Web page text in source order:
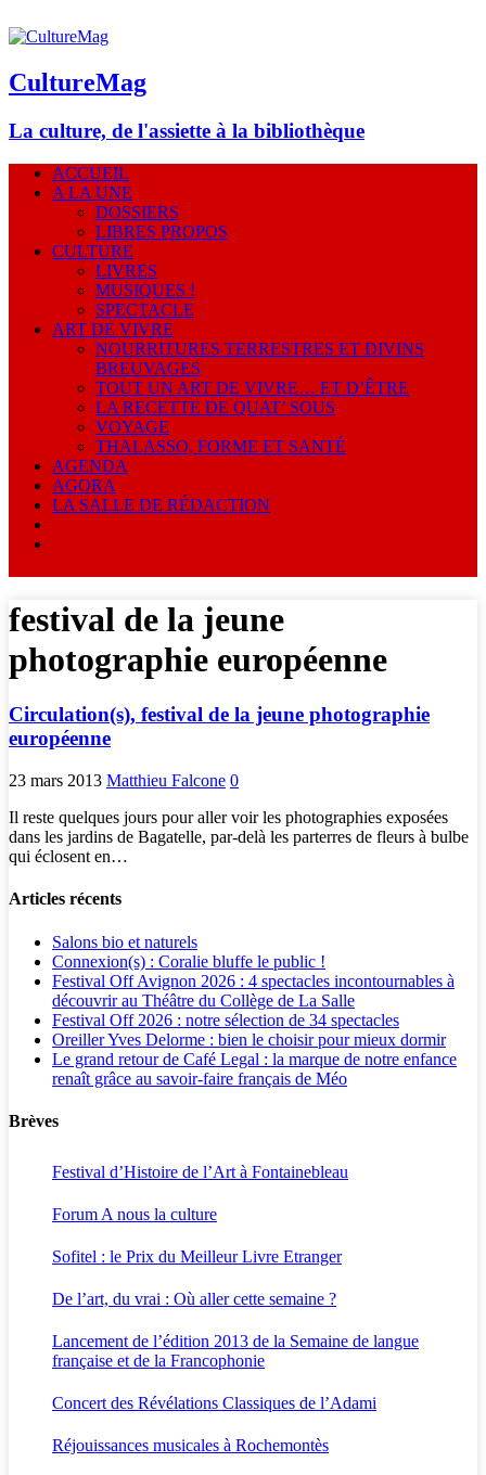
CultureMag
La culture, de l'assiette à la bibliothèque
ACCUEIL
A LA UNE
DOSSIERS
LIBRES PROPOS
CULTURE
LIVRES
MUSIQUES !
SPECTACLE
ART DE VIVRE
NOURRITURES TERRESTRES ET DIVINS
BREUVAGES
TOUT UN ART DE VIVRE… ET D’ÊTRE
LA RECETTE DE QUAT’ SOUS
VOYAGE
THALASSO, FORME ET SANTÉ
AGENDA
AGORA
LA SALLE DE RÉDACTION
festival de la jeune
photographie européenne
Circulation(s), festival de la jeune photographie
européenne
23 mars 2013 Matthieu Falcone 0
Il reste quelques jours pour aller voir les photographies exposées
dans les jardins de Bagatelle, par-delà les parterres de fleurs à bulbe
qui éclosent en…
Articles récents
Salons bio et naturels
Connexion(s) : Coralie bluffe le public !
Festival Off Avignon 2026 : 4 spectacles incontournables à
découvrir au Théâtre du Collège de La Salle
Festival Off 2026 : notre sélection de 34 spectacles
Oreiller Yves Delorme : bien le choisir pour mieux dormir
Le grand retour de Café Legal : la marque de notre enfance
renaît grâce au savoir-faire français de Méo
Brèves
Festival d’Histoire de l’Art à Fontainebleau
Forum A nous la culture
Sofitel : le Prix du Meilleur Livre Etranger
De l’art, du vrai : Où aller cette semaine ?
Lancement de l’édition 2013 de la Semaine de langue
française et de la Francophonie
Concert des Révélations Classiques de l’Adami
Réjouissances musicales à Rochemontès